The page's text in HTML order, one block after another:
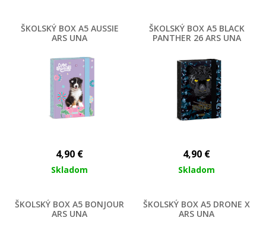
ŠKOLSKÝ BOX A5 AUSSIE
ARS UNA
4,90 €
Skladom
ŠKOLSKÝ BOX A5 BLACK
PANTHER 26 ARS UNA
4,90 €
Skladom
ŠKOLSKÝ BOX A5 BONJOUR
ARS UNA
ŠKOLSKÝ BOX A5 DRONE X
ARS UNA